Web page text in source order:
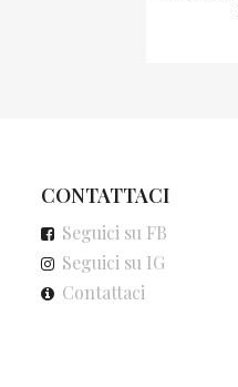
CONTATTACI
Seguici su FB
Seguici su IG
Contattaci